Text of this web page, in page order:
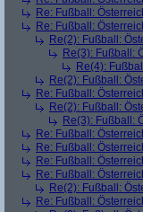
Re: Fußball:
Re: Fußball:
Re(2): Fußball:
Re(3): Fußball:
Re(4):
Re(2): Fußball:
Re: Fußball:
Re(2): Fußball:
Re(3): Fußball:
Re: Fußball:
Re: Fußball:
Re: Fußball:
Re: Fußball:
Re(2): Fußball:
Re: Fußball: